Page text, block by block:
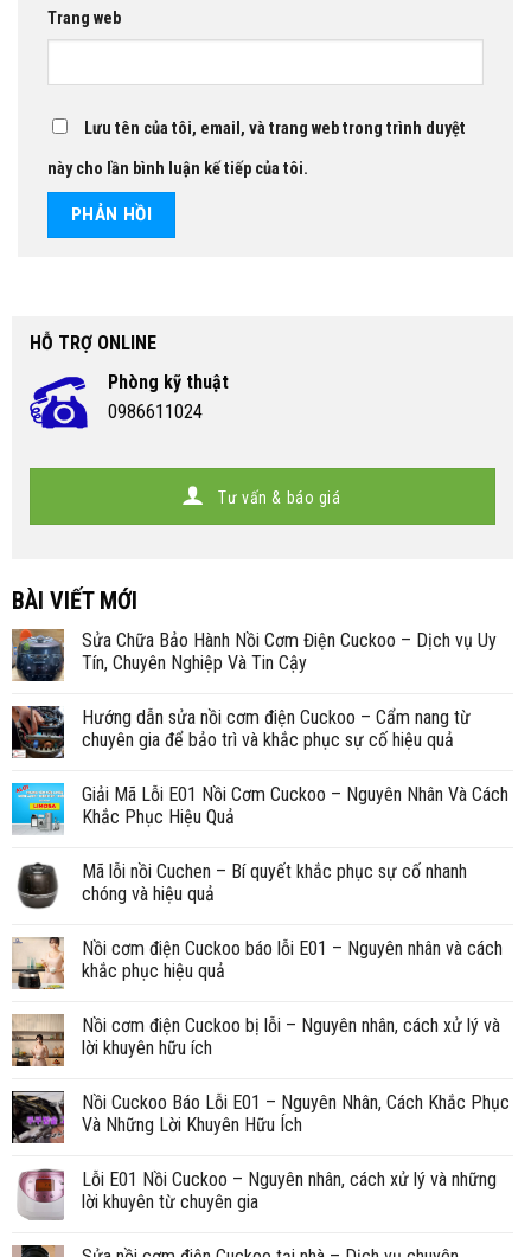
Trang web
Lưu tên của tôi, email, và trang web trong trình duyệt
này cho lần bình luận kế tiếp của tôi.
HỖ TRỢ ONLINE
Phòng kỹ thuật
0986611024
Tư vấn & báo giá
BÀI VIẾT MỚI
Sửa Chữa Bảo Hành Nồi Cơm Điện Cuckoo – Dịch vụ Uy
Tín, Chuyên Nghiệp Và Tin Cậy
Hướng dẫn sửa nồi cơm điện Cuckoo – Cẩm nang từ
chuyên gia để bảo trì và khắc phục sự cố hiệu quả
Giải Mã Lỗi E01 Nồi Cơm Cuckoo – Nguyên Nhân Và Cách
Khắc Phục Hiệu Quả
Mã lỗi nồi Cuchen – Bí quyết khắc phục sự cố nhanh
chóng và hiệu quả
Nồi cơm điện Cuckoo báo lỗi E01 – Nguyên nhân và cách
khắc phục hiệu quả
Nồi cơm điện Cuckoo bị lỗi – Nguyên nhân, cách xử lý và
lời khuyên hữu ích
Nồi Cuckoo Báo Lỗi E01 – Nguyên Nhân, Cách Khắc Phục
Và Những Lời Khuyên Hữu Ích
Lỗi E01 Nồi Cuckoo – Nguyên nhân, cách xử lý và những
lời khuyên từ chuyên gia